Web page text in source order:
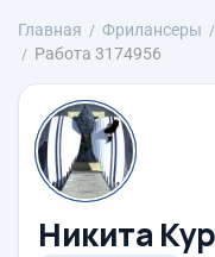
Главная Фрилансеры
Работа 3174956
Никита